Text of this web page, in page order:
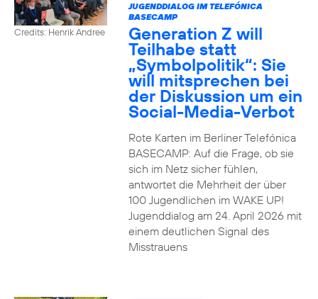
Credits: Henrik Andree
JUGENDDIALOG IM TELEFÓNICA
BASECAMP
Generation Z will
Teilhabe statt
„Symbolpolitik“: Sie
will mitsprechen bei
der Diskussion um ein
Social-Media-Verbot
Rote Karten im Berliner Telefónica
BASECAMP: Auf die Frage, ob sie
sich im Netz sicher fühlen,
antwortet die Mehrheit der über
100 Jugendlichen im WAKE UP!
Jugenddialog am 24. April 2026 mit
einem deutlichen Signal des
Misstrauens